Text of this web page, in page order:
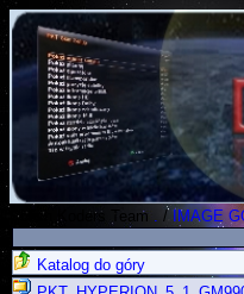
Polish Koders Team /IMAGE
Katalog do góry